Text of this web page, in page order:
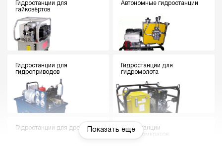
Гидростанции для
гайковёртов
Автономные гидростанции
Гидростанции для
гидроприводов
Гидростанции для
гидромолота
Гидростанции для дровокола
Гидростанции
гидродомкратов
Показать еще